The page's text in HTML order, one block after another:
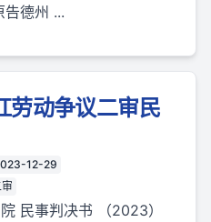
告德州 ...
劳动争议二审民
12-29
民事判决书 （2023）